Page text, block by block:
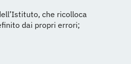
che ricolloca
dai propri errori;